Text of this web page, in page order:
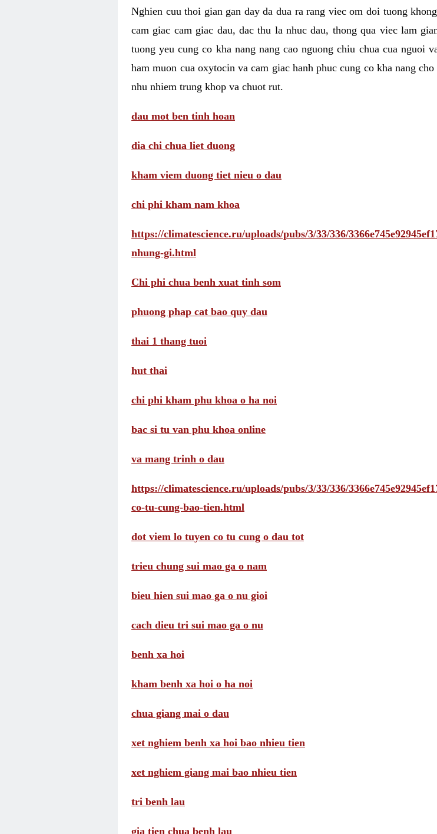
Nghien cuu thoi gian gan day da dua ra rang viec om doi tuong
cam giac cam giac dau, dac thu la nhuc dau, thong qua viec lam
tuong yeu cung co kha nang nang cao nguong chiu chua cua nguoi
ham muon cua oxytocin va cam giac hanh phuc cung co kha nang
nhu nhiem trung khop va chuot rut.
dau mot ben tinh hoan
dia chi chua liet duong
kham viem duong tiet nieu o dau
chi phi kham nam khoa
https://climatescience.ru/uploads/pubs/3/33/336/
nhung-gi.html
Chi phi chua benh xuat tinh som
phuong phap cat bao quy dau
thai 1 thang tuoi
hut thai
chi phi kham phu khoa o ha noi
bac si tu van phu khoa online
va mang trinh o dau
https://climatescience.ru/uploads/pubs/3/33/336/
co-tu-cung-bao-tien.html
dot viem lo tuyen co tu cung o dau tot
trieu chung sui mao ga o nam
bieu hien sui mao ga o nu gioi
cach dieu tri sui mao ga o nu
benh xa hoi
kham benh xa hoi o ha noi
chua giang mai o dau
xet nghiem benh xa hoi bao nhieu tien
xet nghiem giang mai bao nhieu tien
tri benh lau
gia tien chua benh lau